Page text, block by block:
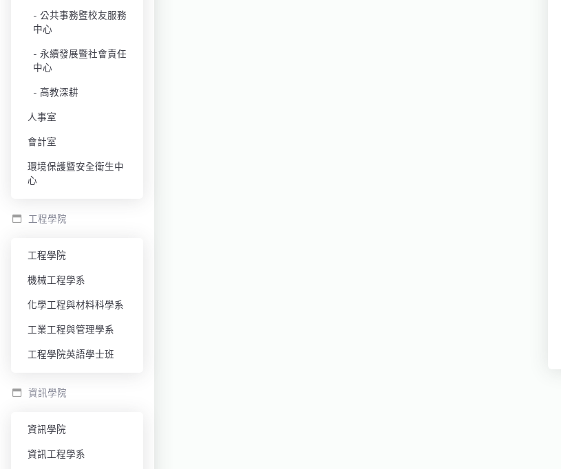
公共事務暨校友服務
中心
永續發展暨社會責任
中心
高教深耕
人事室
會計室
環境保護暨安全衛生中
心
工程學院
工程學院
機械工程學系
化學工程與材料科學系
工業工程與管理學系
工程學院英語學士班
資訊學院
資訊學院
資訊工程學系